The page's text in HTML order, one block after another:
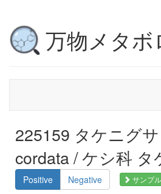
万物メタ
225159 タケニグ
cordata / ケシ科
Positive Negative サンプ